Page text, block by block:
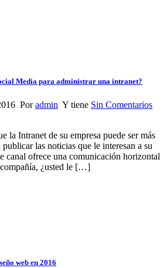
Media para administrar una intranet?
Poradmin Y tiene Sin Comentarios
la Intranet de su empresa puede ser más
las noticias que le interesan a su
canal ofrece una comunicación horizontal
compañía, ¿usted le […]
web en 2016